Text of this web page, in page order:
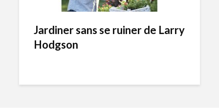
Jardiner sans se ruiner de Larry
Hodgson